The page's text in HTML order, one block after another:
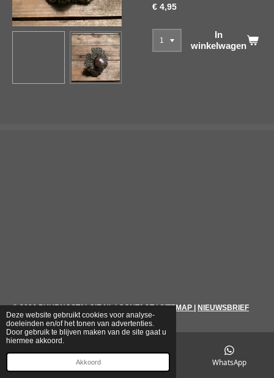
Deze website gebruikt cookies voor analyse-
doeleinden en/of het tonen van advertenties.
Door gebruik te blijven maken van de site gaat u
hiermee akkoord.
Akkoord
€ 4,95
In
winkelwagen
© 2026 PUURNOSTALGIE.NL|CONTACT|SITEMAP NIEUWSBRIEF
WhatsApp